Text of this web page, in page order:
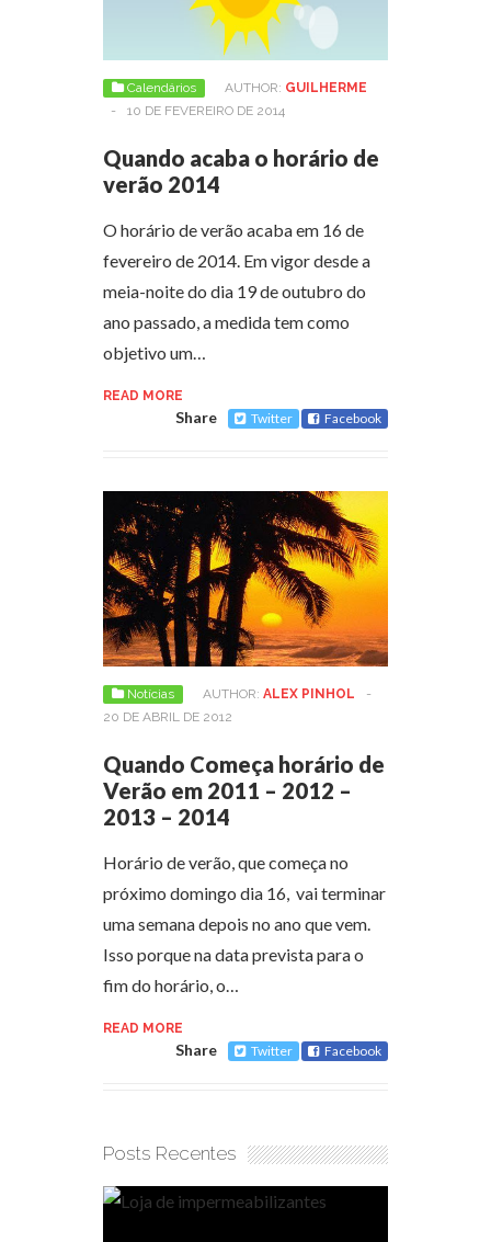
Calendários AUTHOR: GUILHERME
-
10 DE FEVEREIRO DE 2014
Quando acaba o horário de
verão 2014
O horário de verão acaba em 16 de
fevereiro de 2014. Em vigor desde a
meia-noite do dia 19 de outubro do
ano passado, a medida tem como
objetivo um…
READ MORE
Share Twitter Facebook
Notícias AUTHOR: ALEX PINHOL
-
20 DE ABRIL DE 2012
Quando Começa horário de
Verão em 2011 – 2012 –
2013 – 2014
Horário de verão, que começa no
próximo domingo dia 16, vai terminar
uma semana depois no ano que vem.
Isso porque na data prevista para o
fim do horário, o…
READ MORE
Share Twitter Facebook
Posts Recentes